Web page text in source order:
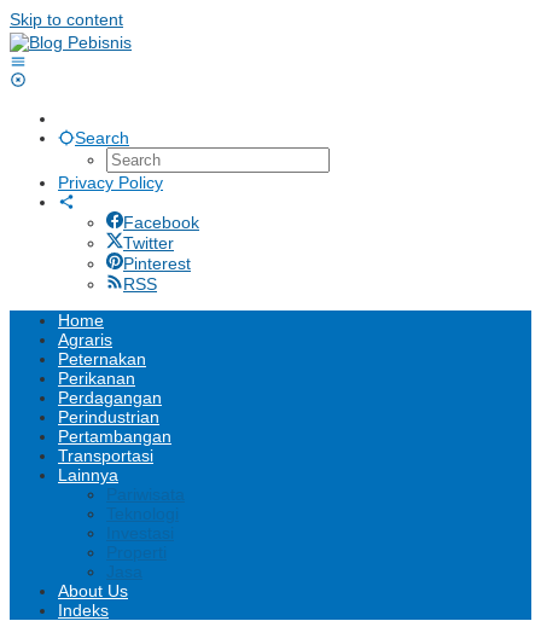
Skip to content
Search
Privacy Policy
Facebook
Twitter
Pinterest
RSS
Home
Agraris
Peternakan
Perikanan
Perdagangan
Perindustrian
Pertambangan
Transportasi
Lainnya
Pariwisata
Teknologi
Investasi
Properti
Jasa
About Us
Indeks